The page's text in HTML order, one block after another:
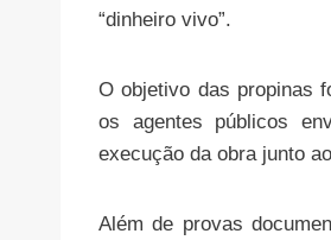
“dinheiro vivo”.
O objetivo das propinas
os agentes públicos
execução da obra junto
Além de provas